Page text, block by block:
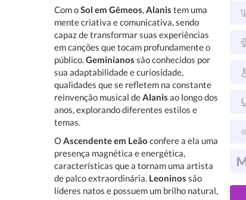
Com oSol em Gêmeos,Alanis tem uma
mente criativa e comunicativa, sendo
capaz de transformar suas experiências
em canções que tocam profundamente o
público.Geminianos são conhecidos por
sua adaptabilidade e curiosidade,
qualidades que se refletem na constante
reinvenção musical deAlanis ao longo dos
anos, explorando diferentes estilos e
temas.
OAscendente em Leão confere a ela uma
presença magnética e energética,
características que a tornam uma artista
de palco extraordinária. Leoninos são
líderes natos e possuem um brilho natural,